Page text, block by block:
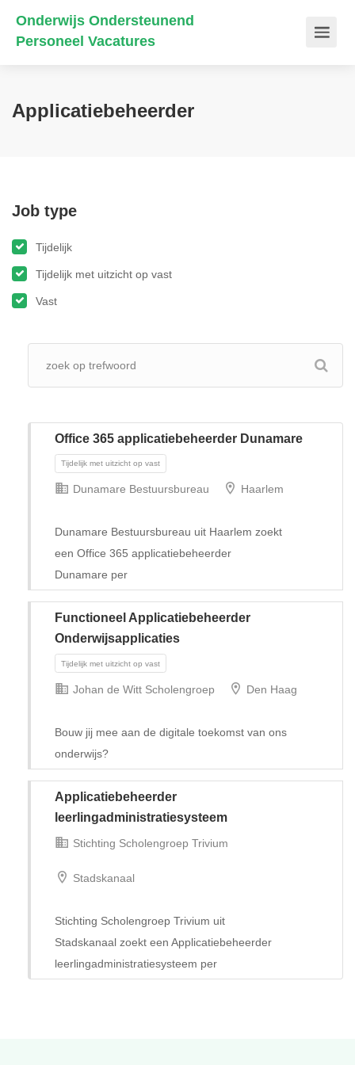
Onderwijs Ondersteunend
Personeel Vacatures
Applicatiebeheerder
Job type
Tijdelijk
Tijdelijk met uitzicht op vast
Vast
Office 365 applicatiebeheerder Dunamare
Dunamare Bestuursbureau Haarlem
Dunamare Bestuursbureau uit Haarlem zoekt
een Office 365 applicatiebeheerder
Dunamare per
Functioneel Applicatiebeheerder
Onderwijsapplicaties
Tijdelijk met uitzicht op vast
Johan de Witt Scholengroep Den Haag
Bouw jij mee aan de digitale toekomst van ons
onderwijs?
Applicatiebeheerder
leerlingadministratiesysteem
Stichting Scholengroep Trivium
Stadskanaal
Stichting Scholengroep Trivium uit
Stadskanaal zoekt een Applicatiebeheerder
leerlingadministratiesysteem per